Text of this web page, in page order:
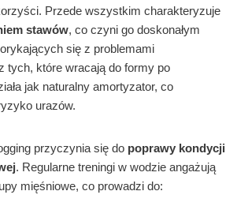
Przede wszystkim charakteryzuje
stawów, co czyni go doskonałym
się z problemami
tych, które wracają do formy po
jak naturalny amortyzator, co
urazów.
przyczynia się do poprawy kondycji
. Regularne treningi w wodzie angażują
mięśniowe, co prowadzi do: